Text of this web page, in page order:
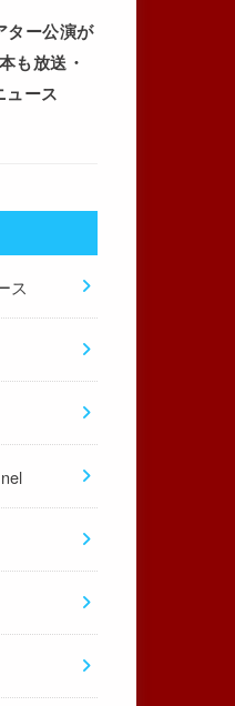
ター公演が
も放送・
ュース
ス